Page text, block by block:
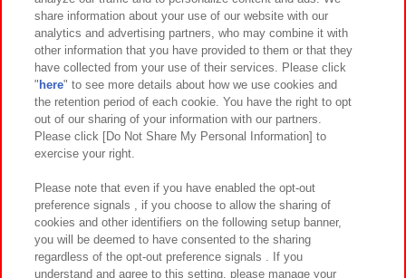
イベント・キャンペーン
関連会社 サステナビリティ サイトポリシー
プライバシーポリシー ウェブアクセシビリティ方針と検証結果
お取引先さまとともに
カスタマーハラスメント対応方針 よくあるご質問・お問い合わせ
share information about your use of our website with our
analytics and advertising partners, who may combine it with
other information that you have provided to them or that they
have collected from your use of their services. Please click
" here" to see more details about how we use cookies and
the retention period of each cookie. You have the right to opt
out of our sharing of your information with our partners.
Please click [Do Not Share My Personal Information] to
exercise your right.
Please note that even if you have enabled the opt-out
preference signals , if you choose to allow the sharing of
cookies and other identifiers on the following setup banner,
you will be deemed to have consented to the sharing
regardless of the opt-out preference signals . If you
understand and agree to this setting, please manage your